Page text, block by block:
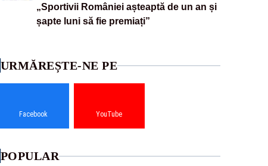
„Sportivii României așteaptă de un an și
șapte luni să fie premiați”
URMĂREȘTE-NE PE
Facebook YouTube
POPULAR